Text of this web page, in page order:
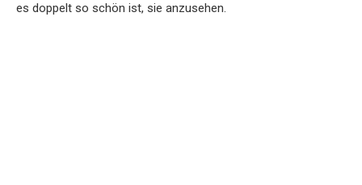
es doppelt so schön ist, sie anzusehen.